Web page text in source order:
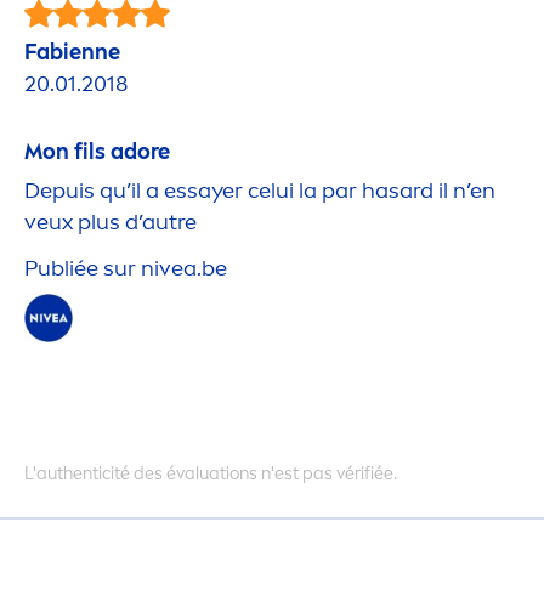
Fabienne
20.01.2018
Mon fils adore
Depuis qu’il a essayer celui la par hasard il n’en
veux plus d’autre
Publiée sur nivea.be
L'authenticité des évaluations n'est pas vérifiée.